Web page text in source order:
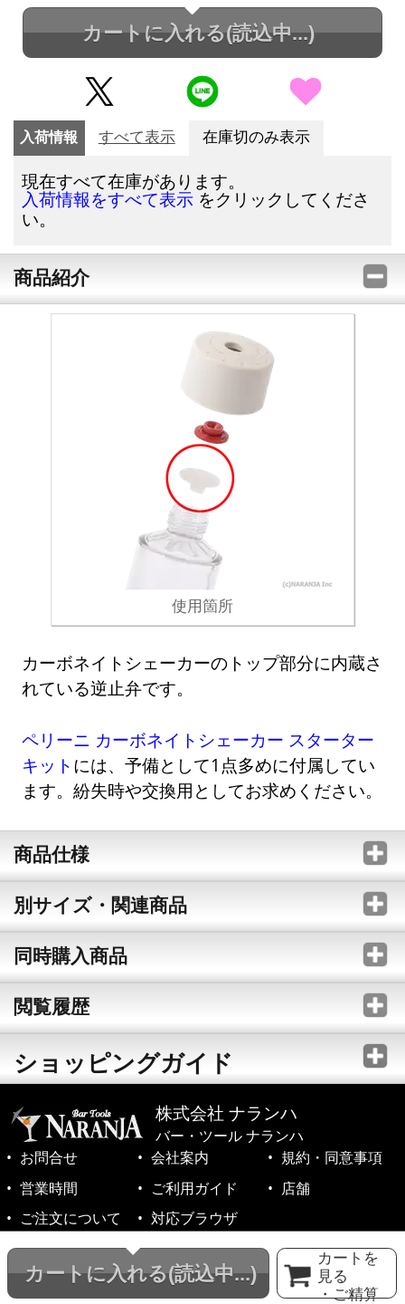
カートに入れる(読込中...)
カートに入れる(読込中...)
カートを
見る
・ご精算
入荷情報 すべて表示 在庫切のみ表示
現在すべて在庫があります。
入荷情報をすべて表示 をクリックしてくださ
い。
商品紹介
使用箇所
カーボネイトシェーカーのトップ部分に内蔵さ
れている逆止弁です。
ペリーニ カーボネイトシェーカー スターター
キット には、予備として1点多めに付属してい
ます。紛失時や交換用としてお求めください。
商品仕様
別サイズ・関連商品
同時購入商品
閲覧履歴
ショッピングガイド
株式会社 ナランハ
バー・ツール ナランハ
お問合せ
会社案内
規約・同意事項
営業時間
ご利用ガイド
店舗
ご注文について
対応ブラウザ
©1999-2026 NARANJA Inc. All Rights Reserved.